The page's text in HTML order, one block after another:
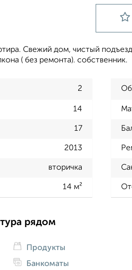
Свежий дом, чистый
( без ремонта). собственник.
2
14
17
2013
вторичка
14 м²
рядом
Продукты
Банкоматы